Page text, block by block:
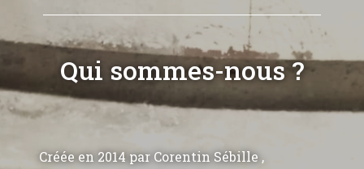
Qui sommes-nous ?
Créée en 2014 par Corentin Sébille ,